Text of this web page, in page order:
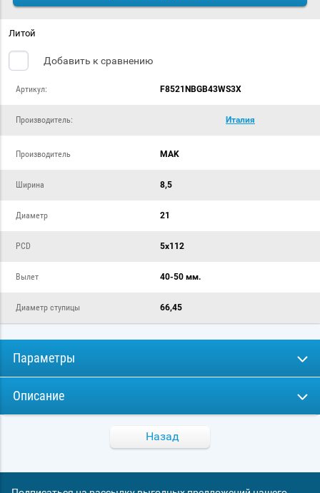
Литой
Добавить к сравнению
Артикул: F8521NBGB43WS3X
Производитель: Италия
Производитель MAK
Ширина 8,5
Диаметр 21
PCD 5x112
Вылет 40-50 мм.
Диаметр ступицы 66,45
Параметры
Описание
Назад